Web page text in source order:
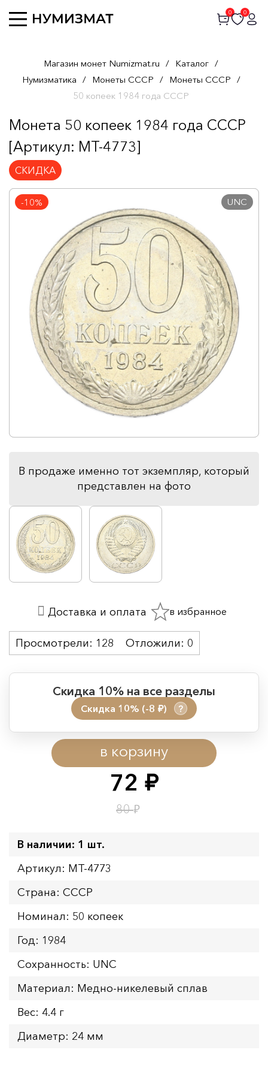
0 0
Магазин монет Numizmat.ru / Каталог /
Нумизматика / Монеты СССР / Монеты СССР /
50 копеек 1984 года СССР
Монета 50 копеек 1984 года СССР
[Артикул: MT-4773]
СКИДКА
-10% UNC
В продаже именно тот экземпляр, который
представлен на фото
72 руб.
80₽
в корзину
Скидка 10% на все разделы
Скидка 10% (-8 руб.) ?
Период действия акции:
Начало:
08.08.2026 00:01
Окончание:
09.08.2026 23:59
Время до окончания:
Просмотрели: 128 Отложили: 0
Доставка и оплата в избранное
В наличии: 1 шт.
Артикул: MT-4773
Страна: СССР
Номинал: 50 копеек
Год: 1984
Сохранность: UNC
Материал: Медно-никелевый сплав
Вес: 4.4 г
Диаметр: 24 мм